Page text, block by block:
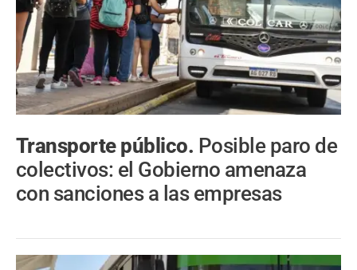
Transporte público. Posible paro de
colectivos: el Gobierno amenaza
con sanciones a las empresas